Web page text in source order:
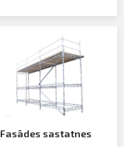
Fasādes sastatnes